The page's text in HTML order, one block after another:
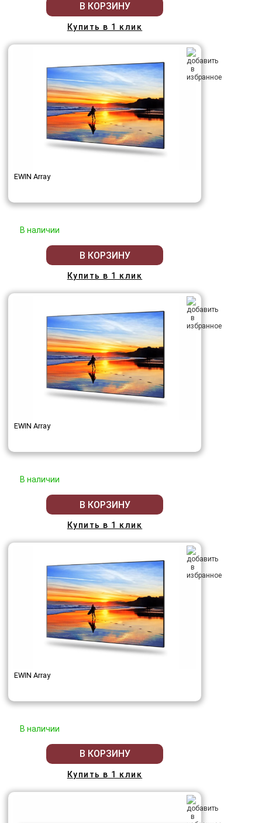
В КОРЗИНУ
Купить в 1 клик
EWIN Array
В наличии
В КОРЗИНУ
Купить в 1 клик
EWIN Array
В наличии
В КОРЗИНУ
Купить в 1 клик
EWIN Array
В наличии
В КОРЗИНУ
Купить в 1 клик